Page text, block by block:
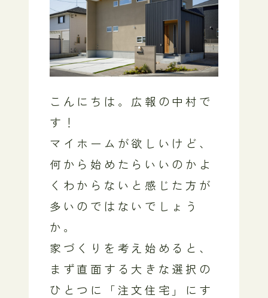
こんにちは。広報の中村で
す！
マイホームが欲しいけど、
何から始めたらいいのかよ
くわからないと感じた方が
多いのではないでしょう
か。
家づくりを考え始めると、
まず直面する大きな選択の
ひとつに「注文住宅」にす